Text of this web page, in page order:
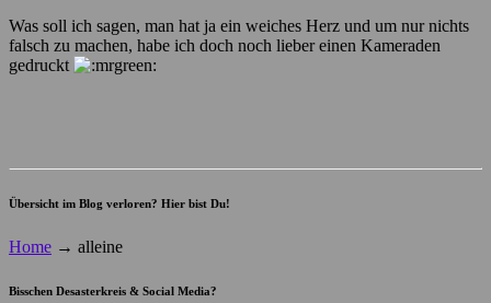
Was soll ich sagen, man hat ja ein weiches Herz und um nur nichts
falsch zu machen, habe ich doch noch lieber einen Kameraden
gedruckt
Übersicht im Blog verloren? Hier bist Du!
Home → alleine
Bisschen Desasterkreis & Social Media?